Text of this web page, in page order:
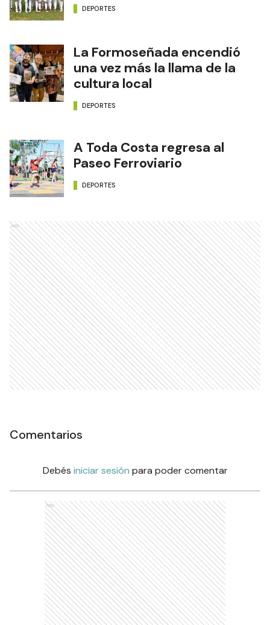
DEPORTES
La Formoseñada encendió
una vez más la llama de la
cultura local
DEPORTES
A Toda Costa regresa al
Paseo Ferroviario
DEPORTES
Ads
Comentarios
Debés iniciar sesión para poder comentar
Ads